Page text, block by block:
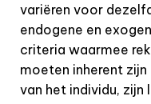
variëren voor
endogene en
criteria waarmee
moeten inherent
van het individu, zijn